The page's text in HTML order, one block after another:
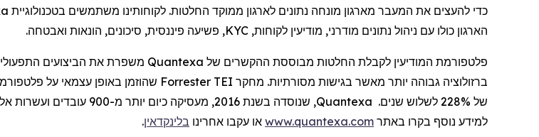
כדי להעצים את המעבר מארגון מונחה נתונים לארגון ממוקד החלטות. לקוחותינו משתמשים בטכנולוגיית
הארגון כולו עם ניהול נתונים מודרני, מודיעין לקוחות, KYC, פשיעה פיננסית, סיכונים, הונאות ואבטחה.
פלטפורמת המודיעין לקבלת החלטות מבוססת ההקשרים של Quantexa
ברזולוציה גבוהה יותר מאשר בגישות מסורתיות. מחקר Forrester TEI שהוזמן באופן עצמאי על
של 228% לשלוש שנים.
Quantexa, שנוסדה בשנת 2016, מעסיקה כיום יותר מ- 900 עובדים ועשרות
למידע נוסף בקרו באתר www.quantexa.com או עקבו אחרינו בלינקדאין.